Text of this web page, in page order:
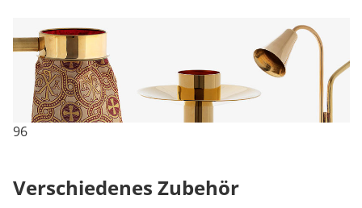
96
Verschiedenes Zubehör